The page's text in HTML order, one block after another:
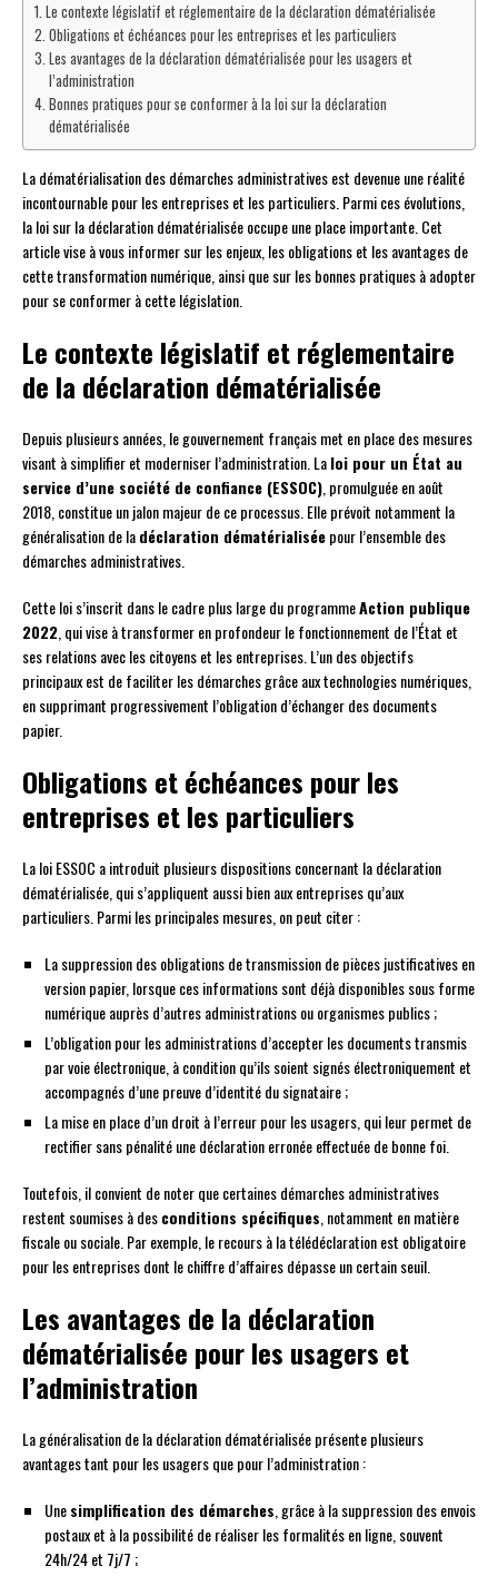
Le contexte législatif et réglementaire de la déclaration dématérialisée
Obligations et échéances pour les entreprises et les particuliers
Les avantages de la déclaration dématérialisée pour les usagers et
l’administration
Bonnes pratiques pour se conformer à la loi sur la déclaration
dématérialisée
La dématérialisation des démarches administratives est devenue une réalité
incontournable pour les entreprises et les particuliers. Parmi ces évolutions,
la loi sur la déclaration dématérialisée occupe une place importante. Cet
article vise à vous informer sur les enjeux, les obligations et les avantages de
cette transformation numérique, ainsi que sur les bonnes pratiques à adopter
pour se conformer à cette législation.
Le contexte législatif et réglementaire
de la déclaration dématérialisée
Depuis plusieurs années, le gouvernement français met en place des mesures
visant à simplifier et moderniser l’administration. Laloi pour un État au
service d’une société de confiance (ESSOC), promulguée en août
2018, constitue un jalon majeur de ce processus. Elle prévoit notamment la
généralisation de ladéclaration dématérialiséepour l’ensemble des
démarches administratives.
Cette loi s’inscrit dans le cadre plus large du programmeAction publique
2022, qui vise à transformer en profondeur le fonctionnement de l’État et
ses relations avec les citoyens et les entreprises. L’un des objectifs
principaux est de faciliter les démarches grâce aux technologies numériques,
en supprimant progressivement l’obligation d’échanger des documents
papier.
Obligations et échéances pour les
entreprises et les particuliers
La loi ESSOC a introduit plusieurs dispositions concernant la déclaration
dématérialisée, qui s’appliquent aussi bien aux entreprises qu’aux
particuliers. Parmi les principales mesures, on peut citer :
La suppression des obligations de transmission de pièces justificatives en
version papier, lorsque ces informations sont déjà disponibles sous forme
numérique auprès d’autres administrations ou organismes publics ;
L’obligation pour les administrations d’accepter les documents transmis
par voie électronique, à condition qu’ils soient signés électroniquement et
accompagnés d’une preuve d’identité du signataire ;
La mise en place d’un droit à l’erreur pour les usagers, qui leur permet de
rectifier sans pénalité une déclaration erronée effectuée de bonne foi.
Toutefois, il convient de noter que certaines démarches administratives
restent soumises à desconditions spécifiques, notamment en matière
fiscale ou sociale. Par exemple, le recours à la télédéclaration est obligatoire
pour les entreprises dont le chiffre d’affaires dépasse un certain seuil.
Les avantages de la déclaration
dématérialisée pour les usagers et
l’administration
La généralisation de la déclaration dématérialisée présente plusieurs
avantages tant pour les usagers que pour l’administration :
Unesimplification des démarches, grâce à la suppression des envois
postaux et à la possibilité de réaliser les formalités en ligne, souvent
24h/24 et 7j/7 ;